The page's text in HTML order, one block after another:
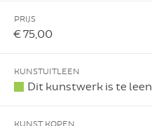
PRIJS
€ 75,00
KUNSTUITLEEN
Dit kunstwerk is te leen